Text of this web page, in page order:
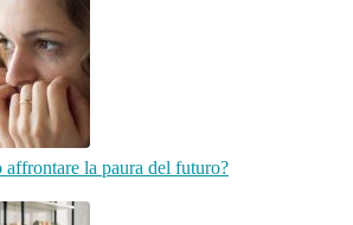
la paura del futuro?